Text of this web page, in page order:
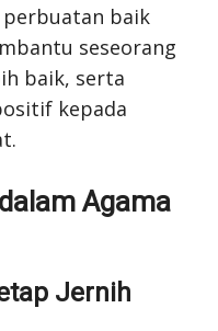
perbuatan baik
seseorang
baik, serta
kepada
Agama
Jernih